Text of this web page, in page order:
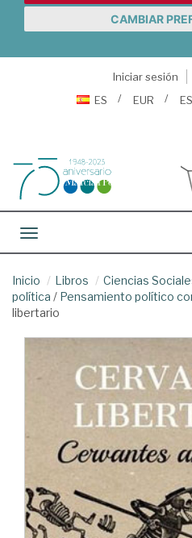
CAMBIAR
Iniciar sesión
ES
EUR
Toggle navigation
Inicio Libros Ciencias
política / Pensamiento político
libertario